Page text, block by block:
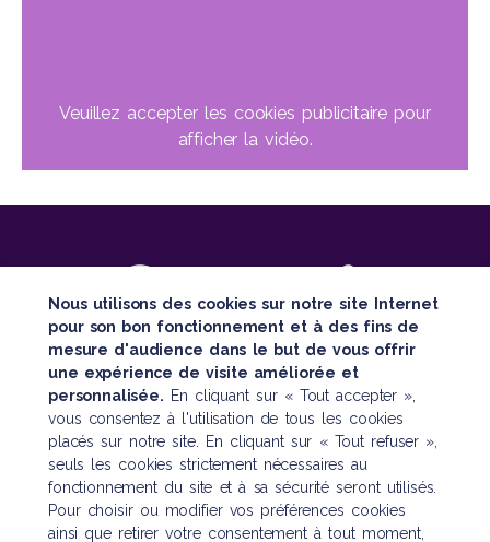
Veuillez accepter les cookies publicitaire pour
afficher la vidéo.
Nous contacter
SUIVEZ TOUTE NOTRE ACTUALITÉ
Nous utilisons des cookies sur notre site Internet
pour son bon fonctionnement et à des fins de
mesure d'audience dans le but de vous offrir
une expérience de visite améliorée et
personnalisée. En cliquant sur « Tout accepter »,
vous consentez à l'utilisation de tous les cookies
placés sur notre site. En cliquant sur « Tout refuser »,
seuls les cookies strictement nécessaires au
fonctionnement du site et à sa sécurité seront utilisés.
Pour choisir ou modifier vos préférences cookies
ainsi que retirer votre consentement à tout moment,